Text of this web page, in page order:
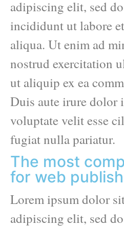
adipiscing elit, sed
incididunt ut labore
aliqua. Ut enim ad
nostrud exercitation
ut aliquip ex ea
Duis aute irure dolor
voluptate velit esse
fugiat nulla pariatur.
The most
for web
Lorem ipsum dolor
adipiscing elit, sed